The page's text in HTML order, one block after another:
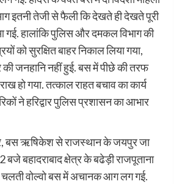
इतनी तेजी से फैली कि देखते ही देखते पूरी
हालांकि पुलिस और दमकल विभाग की
को सुरक्षित बाहर निकाल लिया गया,
जनहानि नहीं हुई. बस में पीछे की तरफ
हो गया. तत्काल राहत बचाव का कार्य
ने हरिद्वार पुलिस प्रशासन का आभार
बस ऋषिकेश से राजस्थान के जयपुर जा
बजे बहादराबाद क्षेत्र के बढेड़ी राजपूताना
चलती वोल्वो बस में अचानक आग लग गई.